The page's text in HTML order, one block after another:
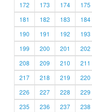
172
173 174 175
181
182 183 184
190
191 192 193
199
200 201 202
208
209 210 211
217
218 219 220
226
227 228 229
235
236 237 238